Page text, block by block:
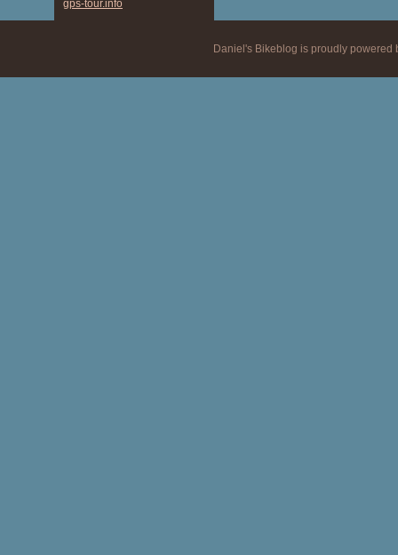
gps-tour.info
Daniel's Bikeblog is proudly powered